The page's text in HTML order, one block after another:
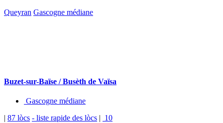
Queyran Gascogne médiane
Buzet-sur-Baïse / Busèth de Vaïsa
Gascogne médiane
| 87 lòcs - liste rapide des lòcs | 10